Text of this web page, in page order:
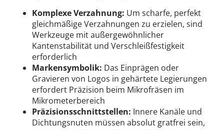
Komplexe Verzahnung: Um scharfe, perfekt
gleichmäßige Verzahnungen zu erzielen, sind
Werkzeuge mit außergewöhnlicher
Kantenstabilität und Verschleißfestigkeit
erforderlich
Markensymbolik: Das Einprägen oder
Gravieren von Logos in gehärtete Legierungen
erfordert Präzision beim Mikrofräsen im
Mikrometerbereich
Präzisionsschnittstellen: Innere Kanäle und
Dichtungsnuten müssen absolut gratfrei sein,